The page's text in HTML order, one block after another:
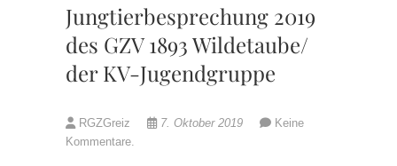
Jungtierbesprechung 2019
des GZV 1893 Wildetaube/
der KV-Jugendgruppe
RGZGreiz 7. Oktober 2019
Keine
Kommentare.